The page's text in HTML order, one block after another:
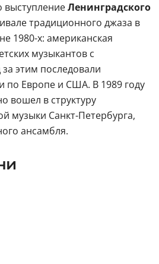
выступлениеЛенинградского
традиционного джаза в
1980-х: американская
музыкантов с
этим последовали
по Европе и США. В 1989 году
вошел в структуру
музыки Санкт-Петербурга,
ансамбля.